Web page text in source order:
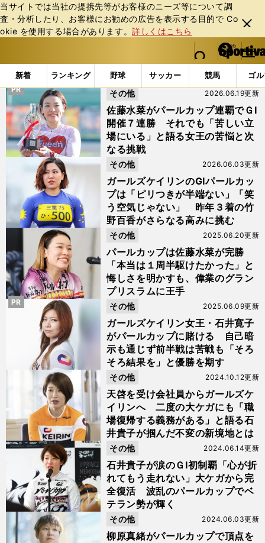
当サイトでは当社の提携先等がお客様のニーズ等について調
査・分析したり、お客様にお勧めの広告を表⽰する⽬的で Co
okie を使⽤する場合があります。詳しくはこちら
閉じ
る
web Sportiva (webスポルティーバ)
検索
マイペ
ー
ジ
メニュ
新着 ランキング 野球 サッカー 競馬 ゴ
b
ス
ポ
ル
テ
ィ
ー
バ
「#パールカップ」の最新ニュース・ 情報
佐藤水菜がパールカップ連覇でＧⅠ
開催７連勝 それでも「苦しい立
場にいる」と語る女王の苦悩と次
なる挑戦
2026.06.19更新
その他
PR
ガールズケイリンのGⅠパールカッ
プは「ピリつきが半端ない」「笑
う空気じゃない」 昨年３着の竹
野百香がさらなる高みに挑む
2026.06.03更新
その他
パールカップは佐藤水菜が完勝
「本当は１周半駆けたかった」と
悔しさを明かすも、偉業のグラン
プリスラムに王手
2025.06.20更新
その他
ガールズケイリン女王・石井寛子
がパールカップに賭ける 自己暗
示も通じず前半戦は苦戦も「そろ
そろ結果を」と優勝を期す
2025.06.09更新
その他
PR
天啓を受け会社員からガールズケ
イリンへ 二度の大ケガにも「職
場復帰する義務がある」と語る石
井貴子が掴んだ不変の新境地とは
2024.10.12更新
その他
石井貴子が涙のＧⅠ初制覇「心が折
れてもう走れない」大ケガから完
全復活 波乱のパールカップでベ
テラン勢が輝く
2024.06.14更新
その他
柳原真緒がパールカップで頂点を
2024.06.03更新
その他